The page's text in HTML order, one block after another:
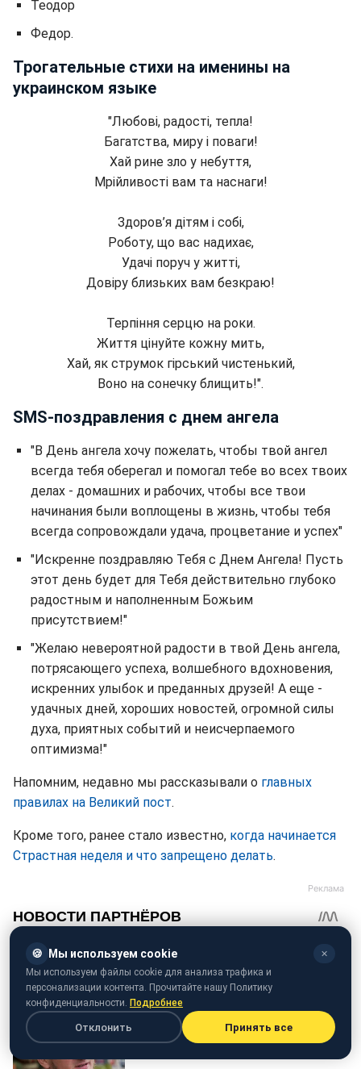
Теодор
Федор.
Трогательные стихи на именины на
украинском языке
"Любові, радості, тепла!
Багатства, миру і поваги!
Хай рине зло у небуття,
Мрійливості вам та наснаги!
Здоров’я дітям і собі,
Роботу, що вас надихає,
Удачі поруч у житті,
Довіру близьких вам безкраю!
Терпіння серцю на роки.
Життя цінуйте кожну мить,
Хай, як струмок гірський чистенький,
Воно на сонечку блищить!".
SMS-поздравления с днем ангела
"В День ангела хочу пожелать, чтобы твой ангел
всегда тебя оберегал и помогал тебе во всех твоих
делах - домашних и рабочих, чтобы все твои
начинания были воплощены в жизнь, чтобы тебя
всегда сопровождали удача, процветание и успех"
"Искренне поздравляю Тебя с Днем Ангела! Пусть
этот день будет для Тебя действительно глубоко
радостным и наполненным Божьим
присутствием!"
"Желаю невероятной радости в твой День ангела,
потрясающего успеха, волшебного вдохновения,
искренних улыбок и преданных друзей! А еще -
удачных дней, хороших новостей, огромной силы
духа, приятных событий и неисчерпаемого
оптимизма!"
Напомним, недавно мы рассказывали о главных
правилах на Великий пост.
Кроме того, ранее стало известно, когда начинается
Страстная неделя и что запрещено делать.
🍪 Мы используем cookie ✕
Мы используем файлы cookie для анализа трафика и
персонализации контента. Прочитайте нашу Политику
конфиденциальности. Подробнее
Отклонить Принять все